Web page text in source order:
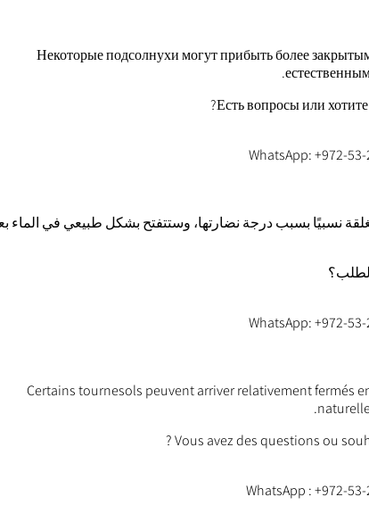
Некоторые подсолнухи могут прибыть более
Есть вопросы или хотите
نسبيًا بسبب درجة نضارتها، وستتفتح بشكل طبيعي في الماء
Certains tournesols peuvent arriver relativement fermés
Vous avez des questions ou